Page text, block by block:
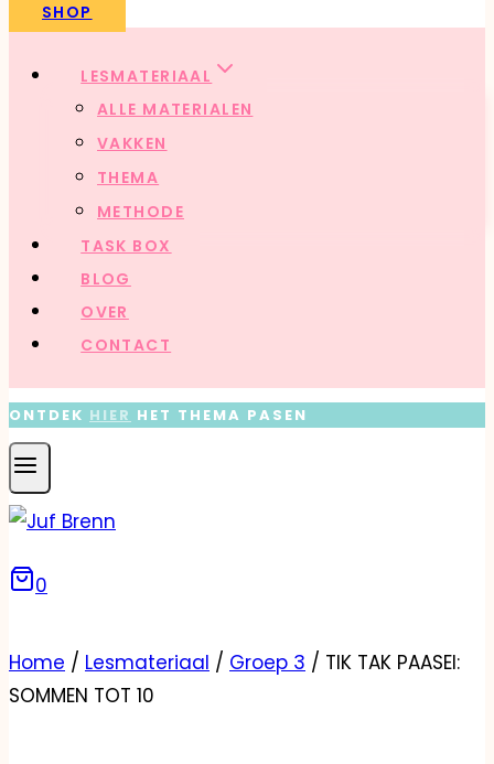
SHOP
LESMATERIAAL
ALLE MATERIALEN
VAKKEN
THEMA
METHODE
TASK BOX
BLOG
OVER
CONTACT
ONTDEK HIER HET THEMA PASEN
0
Home / Lesmateriaal / Groep 3 / TIK TAK PAASEI:
SOMMEN TOT 10